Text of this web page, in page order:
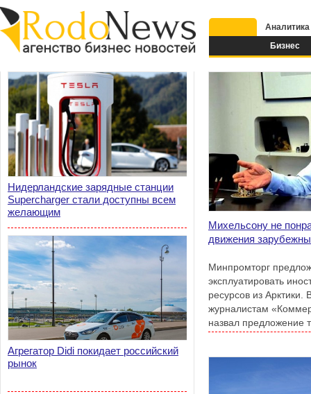
Бизнес
Аналитика
Нидерландские зарядные станции
Supercharger стали доступны всем
желающим
Агрегатор Didi покидает российский
рынок
Михельсону не
движения
Минпромторг
эксплуатировать
ресурсов из Арктики.
журналистам
назвал предложение